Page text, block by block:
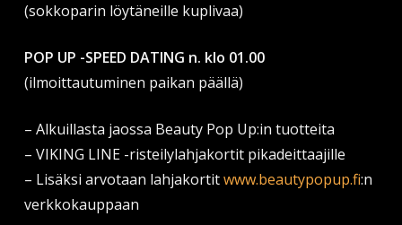
(sokkoparin löytäneille kuplivaa)
POP UP -SPEED DATING n. klo 01.00
(ilmoittautuminen paikan päällä)
– Alkuillasta jaossa Beauty Pop Up:in tuotteita
– VIKING LINE -risteilylahjakortit pikadeittaajille
– Lisäksi arvotaan lahjakortitwww.beautypopup.fi:n
verkkokauppaan